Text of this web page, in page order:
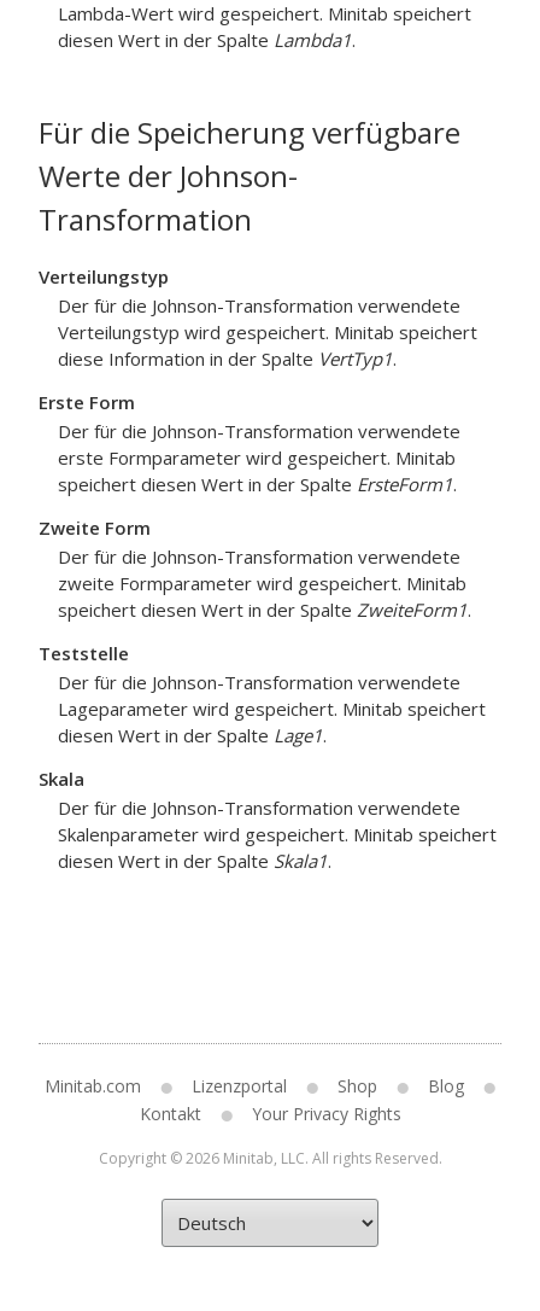
Lambda-Wert wird gespeichert. Minitab speichert
diesen Wert in der Spalte Lambda1.
Für die Speicherung verfügbare
Werte der Johnson-
Transformation
Verteilungstyp
Der für die Johnson-Transformation verwendete
Verteilungstyp wird gespeichert. Minitab speichert
diese Information in der Spalte VertTyp1.
Erste Form
Der für die Johnson-Transformation verwendete
erste Formparameter wird gespeichert. Minitab
speichert diesen Wert in der Spalte ErsteForm1.
Zweite Form
Der für die Johnson-Transformation verwendete
zweite Formparameter wird gespeichert. Minitab
speichert diesen Wert in der Spalte ZweiteForm1.
Teststelle
Der für die Johnson-Transformation verwendete
Lageparameter wird gespeichert. Minitab speichert
diesen Wert in der Spalte Lage1.
Skala
Der für die Johnson-Transformation verwendete
Skalenparameter wird gespeichert. Minitab speichert
diesen Wert in der Spalte Skala1.
Minitab.com Lizenzportal Shop
Blog
Kontakt
Your Privacy Rights
Copyright © 2026 Minitab, LLC. All rights Reserved.